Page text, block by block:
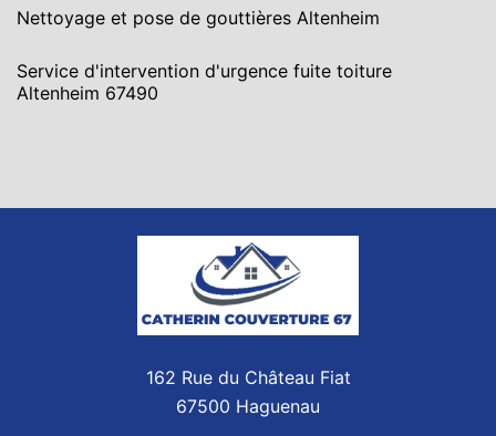
Nettoyage et pose de gouttières Altenheim
Service d'intervention d'urgence fuite toiture
Altenheim 67490
162 Rue du Château Fiat
67500 Haguenau